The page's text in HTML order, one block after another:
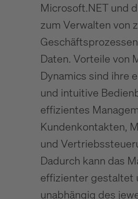
Microsoft.NET und
zum Verwalten von
Daten. Vorteile von
Dynamics sind ihre
und intuitive
effizientes
Kundenkontakten,
und
Dadurch kann das
effizienter gestaltet
unabhängig des